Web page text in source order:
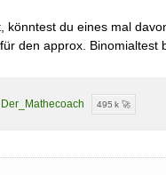
könntest du eines mal
den approx. Binomialtest
Der_Mathecoach 495 k 🚀